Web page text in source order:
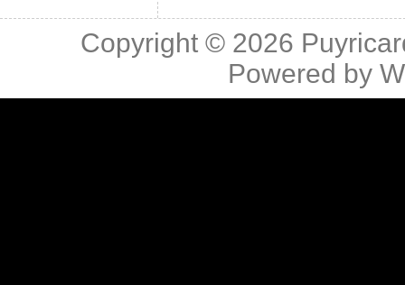
Copyright © 2026
Powered by